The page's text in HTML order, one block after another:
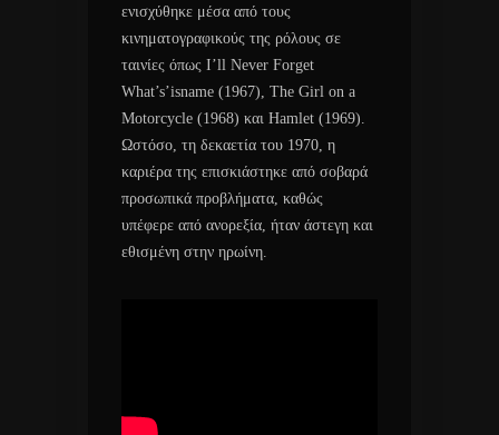
ενισχύθηκε μέσα από τους
κινηματογραφικούς της ρόλους σε
ταινίες όπως I’ll Never Forget
What’s’isname (1967), The Girl on a
Motorcycle (1968) και Hamlet (1969).
Ωστόσο, τη δεκαετία του 1970, η
καριέρα της επισκιάστηκε από σοβαρά
προσωπικά προβλήματα, καθώς
υπέφερε από ανορεξία, ήταν άστεγη και
εθισμένη στην ηρωίνη.